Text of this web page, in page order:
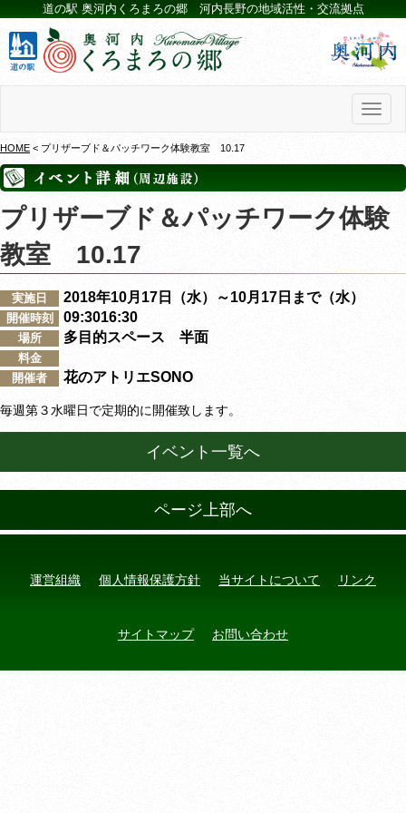
道の駅 奥河内くろまろの郷 河内長野の地域活性・交流拠点
HOME < プリザーブド＆パッチワーク体験教室 10.17
プリザーブド＆パッチワーク体験
教室 10.17
実施日 2018年10月17日（水）～10月17日まで（水）
開催時刻 09:3016:30
場所 多目的スペース 半面
料金
開催者
花のアトリエSONO
毎週第３水曜日で定期的に開催致します。
イベント一覧へ
ページ上部へ
運営組織 個人情報保護方針 当サイトについて リンク
サイトマップ お問い合わせ